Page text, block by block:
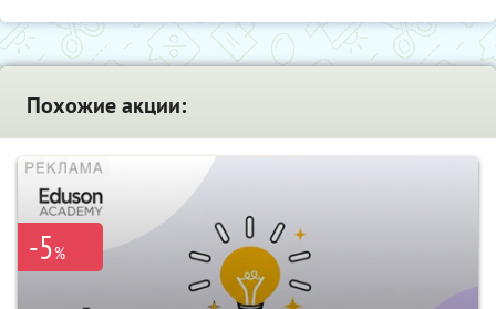
Похожие акции:
-5%